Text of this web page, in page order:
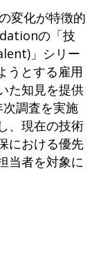
変化が特徴的
の「技
」シリー
うとする雇用
た知見を提供
調査を実施
、現在の技術
における優先
当者を対象に